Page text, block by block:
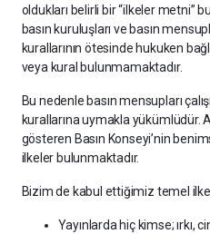
oldukları belirli bir “ilkeler metni”
basın kuruluşları ve basın
kurallarının ötesinde hukuken
veya kural bulunmamaktadır.
Bu nedenle basın mensupları
kurallarına uymakla
gösteren Basın Konseyi’nin
ilkeler bulunmaktadır.
Bizim de kabul ettiğimiz temel
Yayınlarda hiç kimse; ırkı,